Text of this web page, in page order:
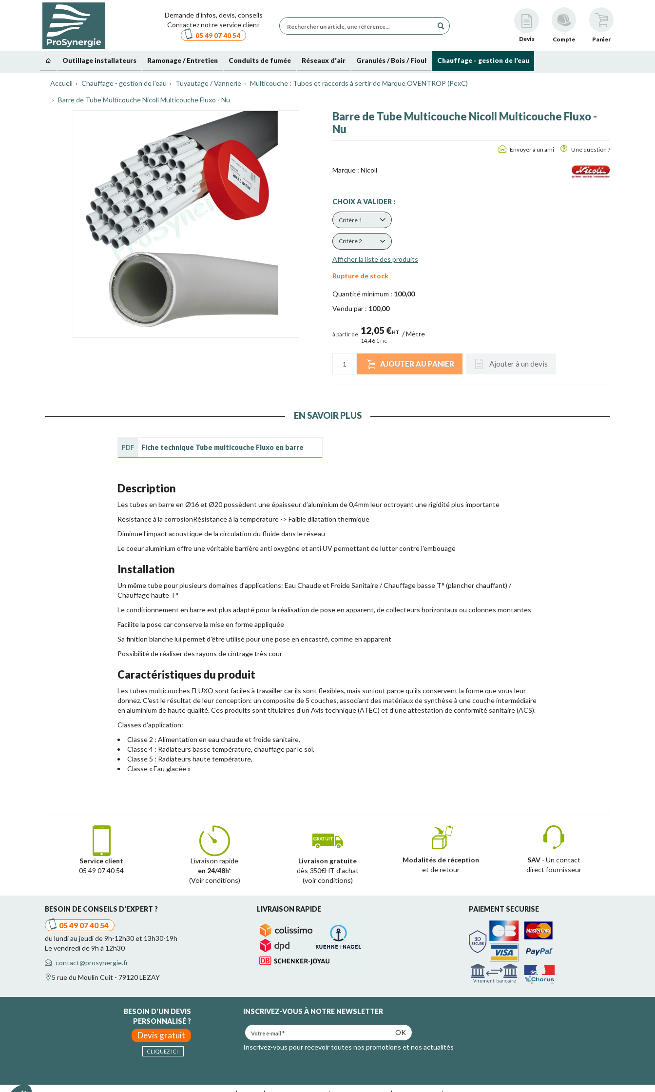
Demande d'infos, devis, conseils
Contactez notre service client
05 49 07 40 54 Devis Compte Panier
Outillage installateurs Ramonage / Entretien Conduits de fumée Réseaux d'air Granulés / Bois / Fioul Chauffage - gestion de l'eau
Accueil Chauffage - gestion de l'eau Tuyautage / Vannerie
Multicouche : Tubes et raccords à sertir de Marque OVENTROP (PexC)
Barre de Tube Multicouche Nicoll Multicouche Fluxo - Nu
Barre de Tube Multicouche Nicoll Multicouche Fluxo -
Nu
Envoyer à un ami Une question ?
Marque : Nicoll
CHOIX A VALIDER :
Critère 1
Critère 2
Afficher la liste des produits
Rupture de stock
Quantité minimum : 100,00
Vendu par : 100,00
à partir de 12,05 €HT
14,46 €TTC
/Mètre
AJOUTER AU PANIER Ajouter à un devis
EN SAVOIR PLUS
PDF Fiche technique Tube multicouche Fluxo en barre
Description
Les tubes en barre en Ø16 et Ø20 possèdent une épaisseur d’aluminium de 0,4mm leur octroyant une rigidité plus importante
Résistance à la corrosionRésistance à la température -> Faible dilatation thermique
Diminue l'impact acoustique de la circulation du fluide dans le réseau
Le coeur aluminium offre une véritable barrière anti oxygène et anti UV permettant de lutter contre l'embouage
Installation
Un même tube pour plusieurs domaines d'applications: Eau Chaude et Froide Sanitaire / Chauffage basse T° (plancher chauffant) /
Chauffage haute T°
Le conditionnement en barre est plus adapté pour la réalisation de pose en apparent, de collecteurs horizontaux ou colonnes montantes
Facilite la pose car conserve la mise en forme appliquée
Sa finition blanche lui permet d'être utilisé pour une pose en encastré, comme en apparent
Possibilité de réaliser des rayons de cintrage très cour
Caractéristiques du produit
Les tubes multicouches FLUXO sont faciles à travailler car ils sont flexibles, mais surtout parce qu'ils conservent la forme que vous leur
donnez. C'est le résultat de leur conception: un composite de 5 couches, associant des matériaux de synthèse à une couche intermédiaire
en aluminium de haute qualité. Ces produits sont titulaires d'un Avis technique (ATEC) et d'une attestation de conformité sanitaire (ACS).
Classes d'application:
Classe 2 : Alimentation en eau chaude et froide sanitaire,
Classe 4 : Radiateurs basse température, chauffage par le sol,
Classe 5 : Radiateurs haute température,
Classe « Eau glacée »
Service client
05 49 07 40 54
Livraison rapide
en 24/48h*
(Voir conditions)
Livraison gratuite
dès 350€HT d'achat
(voir conditions)
Modalités de réception
et de retour
SAV- Un contact
direct fournisseur
BESOIN DE CONSEILS D'EXPERT ?
05 49 07 40 54
du lundi au jeudi de 9h-12h30 et 13h30-19h
Le vendredi de 9h à 12h30
contact@prosynergie.fr
5 rue du Moulin Cuit - 79120 LEZAY
LIVRAISON RAPIDE PAIEMENT SECURISE
BESOIN D'UN DEVIS
PERSONNALISÉ ?
Devis gratuit
CLIQUEZ ICI
INSCRIVEZ-VOUS À NOTRE NEWSLETTER
OK
Inscrivez-vous pour recevoir toutes nos promotions et nos actualités